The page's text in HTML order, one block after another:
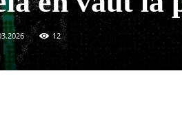
12